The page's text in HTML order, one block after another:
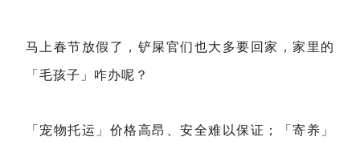
马上春节放假了，铲屎官们也大多要回家，家里的
「毛孩子」咋办呢？
「宠物托运」价格高昂、安全难以保证；「寄养」